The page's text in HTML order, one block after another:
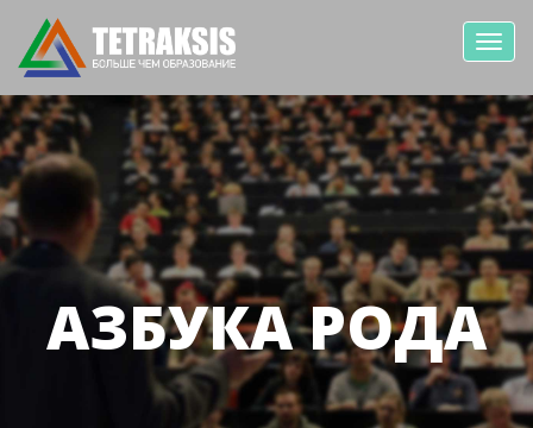
АЗБУКА РОДА